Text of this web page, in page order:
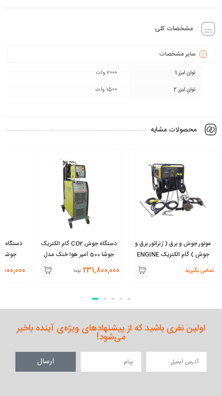
مشخصات کلی
سایر مشخصات
توان لیزر 1
2000 وات
توان لیزر 2
1500 وات
محصولات مشابه
موتور جوش و برق ( ژنراتور برق و
جوش ) گام الکتریک ENGINE
WELDER 180 PROتماس بگیرید
دستگاه جوش CO2 گام الکتریک
جوشا 500 آمپر هوا خنک مدل
Multi MIG 1611231,800,000 تومان
اولین نفری باشید که از پیشنهادهای ویژه‌ی آینده باخبر
می‌شود!
ارسال